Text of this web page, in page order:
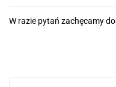
W razie pytań zachęcamy